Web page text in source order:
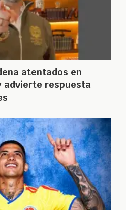
atentados en
advierte respuesta